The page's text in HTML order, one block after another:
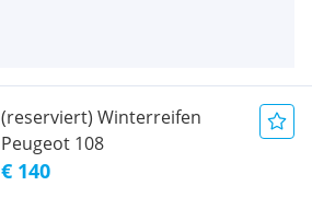
(reserviert) Winterreifen
Peugeot 108
€ 140